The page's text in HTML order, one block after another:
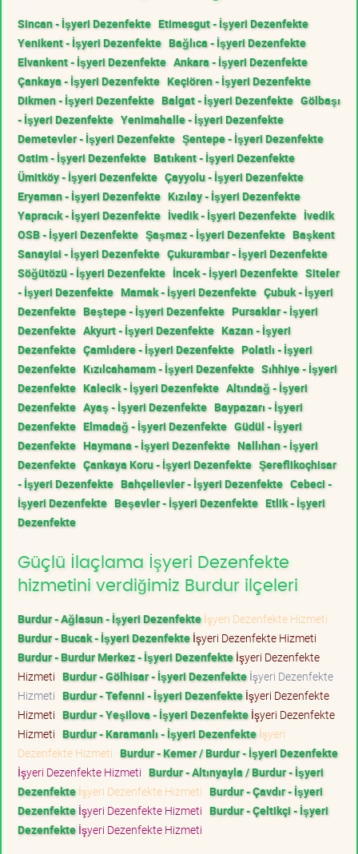
Sincan - İşyeri Dezenfekte Etimesgut - İşyeri Dezenfekte
Yenikent - İşyeri Dezenfekte Bağlıca - İşyeri Dezenfekte
Elvankent - İşyeri Dezenfekte Ankara - İşyeri Dezenfekte
Çankaya - İşyeri Dezenfekte Keçiören - İşyeri Dezenfekte
Dikmen - İşyeri Dezenfekte Balgat - İşyeri Dezenfekte Gölbaşı
- İşyeri Dezenfekte Yenimahalle - İşyeri Dezenfekte
Demetevler - İşyeri Dezenfekte Şentepe - İşyeri Dezenfekte
Ostim - İşyeri Dezenfekte Batıkent - İşyeri Dezenfekte
Ümitköy - İşyeri Dezenfekte Çayyolu - İşyeri Dezenfekte
Eryaman - İşyeri Dezenfekte Kızılay - İşyeri Dezenfekte
Yapracık - İşyeri Dezenfekte İvedik - İşyeri Dezenfekte İvedik
OSB - İşyeri Dezenfekte Şaşmaz - İşyeri Dezenfekte Başkent
Sanayisi - İşyeri Dezenfekte Çukurambar - İşyeri Dezenfekte
Söğütözü - İşyeri Dezenfekte İncek - İşyeri Dezenfekte Siteler
- İşyeri Dezenfekte Mamak - İşyeri Dezenfekte Çubuk - İşyeri
Dezenfekte Beştepe - İşyeri Dezenfekte Pursaklar - İşyeri
Dezenfekte Akyurt - İşyeri Dezenfekte Kazan - İşyeri
Dezenfekte Çamlıdere - İşyeri Dezenfekte Polatlı - İşyeri
Dezenfekte Kızılcahamam - İşyeri Dezenfekte Sıhhiye - İşyeri
Dezenfekte Kalecik - İşyeri Dezenfekte Altındağ - İşyeri
Dezenfekte Ayaş - İşyeri Dezenfekte Baypazarı - İşyeri
Dezenfekte Elmadağ - İşyeri Dezenfekte Güdül - İşyeri
Dezenfekte Haymana - İşyeri Dezenfekte Nallıhan - İşyeri
Dezenfekte Çankaya Koru - İşyeri Dezenfekte Şereflikoçhisar
- İşyeri Dezenfekte Bahçelievler - İşyeri Dezenfekte Cebeci -
İşyeri Dezenfekte Beşevler - İşyeri Dezenfekte Etlik - İşyeri
Dezenfekte
Güçlü İlaçlama İşyeri Dezenfekte
hizmetini verdiğimiz Burdur ilçeleri
Burdur - Ağlasun - İşyeri Dezenfekteİşyeri Dezenfekte Hizmeti
Burdur - Bucak - İşyeri Dezenfekteİşyeri Dezenfekte Hizmeti
Burdur - Burdur Merkez - İşyeri Dezenfekteİşyeri Dezenfekte
Hizmeti Burdur - Gölhisar - İşyeri Dezenfekteİşyeri Dezenfekte
Hizmeti Burdur - Tefenni - İşyeri Dezenfekteİşyeri Dezenfekte
Hizmeti Burdur - Yeşilova - İşyeri Dezenfekteİşyeri Dezenfekte
Hizmeti Burdur - Karamanlı - İşyeri Dezenfekteİşyeri
Dezenfekte Hizmeti Burdur - Kemer / Burdur - İşyeri Dezenfekte
İşyeri Dezenfekte Hizmeti Burdur - Altınyayla / Burdur - İşyeri
Dezenfekteİşyeri Dezenfekte Hizmeti Burdur - Çavdır - İşyeri
Dezenfekteİşyeri Dezenfekte Hizmeti Burdur - Çeltikçi - İşyeri
Dezenfekteİşyeri Dezenfekte Hizmeti